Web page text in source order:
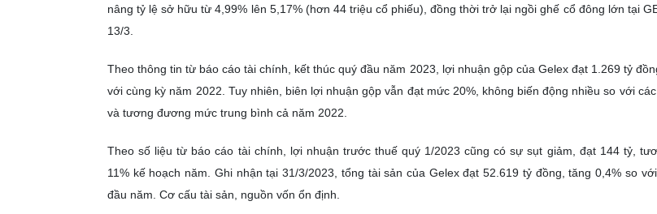
nâng tỷ lệ sở hữu từ 4,99% lên 5,17% (hơn 44 triệu cổ phiếu), đồng thời trở lại ngồi ghế cổ đông lớn tại
13/3.
Theo thông tin từ báo cáo tài chính, kết thúc quý đầu năm 2023, lợi nhuận gộp của Gelex đạt 1.269 tỷ
với cùng kỳ năm 2022. Tuy nhiên, biên lợi nhuận gộp vẫn đạt mức 20%, không biến động nhiều so với
và tương đương mức trung bình cả năm 2022.
Theo số liệu từ báo cáo tài chính, lợi nhuận trước thuế quý 1/2023 cũng có sự sụt giảm, đạt 144 tỷ,
11% kế hoạch năm. Ghi nhận tại 31/3/2023, tổng tài sản của Gelex đạt 52.619 tỷ đồng, tăng 0,4% so
đầu năm. Cơ cấu tài sản, nguồn vốn ổn định.